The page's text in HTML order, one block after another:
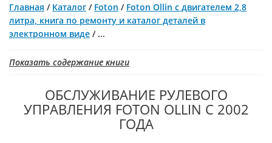
Главная / Каталог / Foton / Foton Ollin c двигателем 2,8
литра, книга по ремонту и каталог деталей в
электронном виде / ...
Показать содержание книги
ОБСЛУЖИВАНИЕ РУЛЕВОГО
УПРАВЛЕНИЯ FOTON OLLIN С 2002
ГОДА